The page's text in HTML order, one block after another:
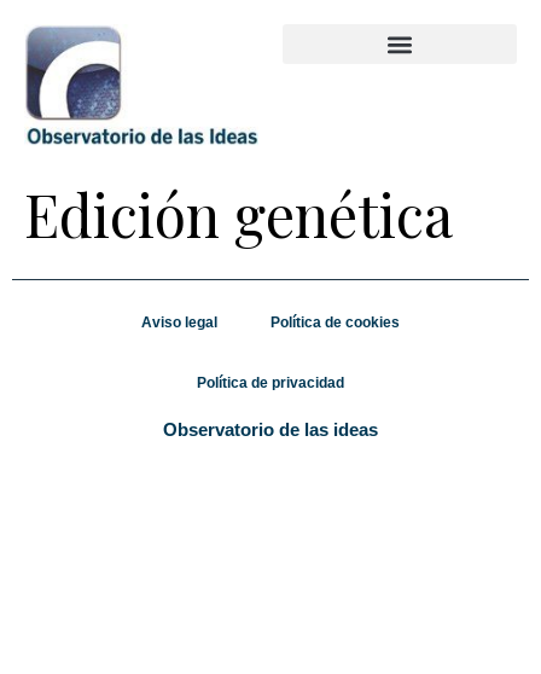
Edición genética
Aviso legal Política de cookies
Política de privacidad
Observatorio de las ideas